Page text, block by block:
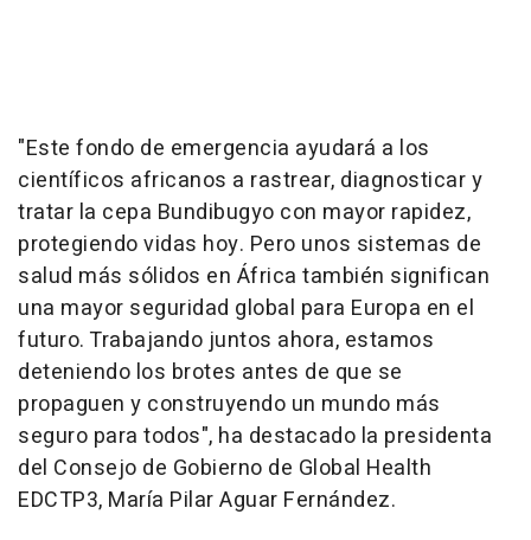
"Este fondo de emergencia ayudará a los
científicos africanos a rastrear, diagnosticar y
tratar la cepa Bundibugyo con mayor rapidez,
protegiendo vidas hoy. Pero unos sistemas de
salud más sólidos en África también significan
una mayor seguridad global para Europa en el
futuro. Trabajando juntos ahora, estamos
deteniendo los brotes antes de que se
propaguen y construyendo un mundo más
seguro para todos", ha destacado la presidenta
del Consejo de Gobierno de Global Health
EDCTP3, María Pilar Aguar Fernández.